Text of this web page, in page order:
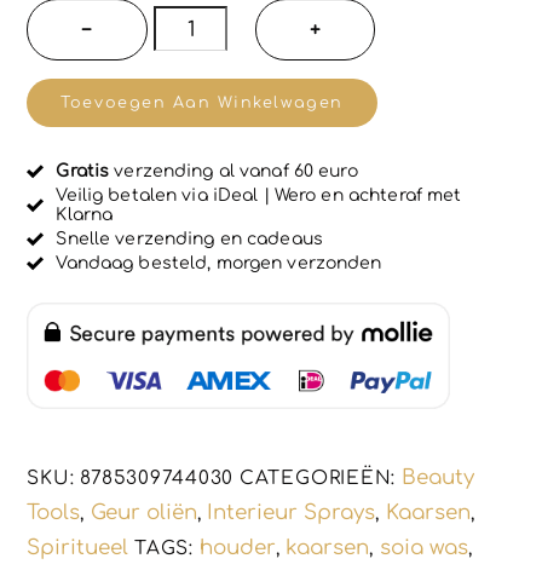
r
d
e
r
d
0
i
t
5
−
Handgemaakte
bloem
kaars
wax
schaaltje
organische
heerlijk
geurend
2xstuks
+
Toevoegen Aan Winkelwagen
Gratis verzending al vanaf 60 euro
Veilig betalen via iDeal | Wero en achteraf met
Klarna
Snelle verzending en cadeaus
Vandaag besteld, morgen verzonden
SKU: 8785309744030 CATEGORIEËN: Beauty
Tools, Geur oliën, Interieur Sprays, Kaarsen,
Spiritueel TAGS: houder, kaarsen, soia was,